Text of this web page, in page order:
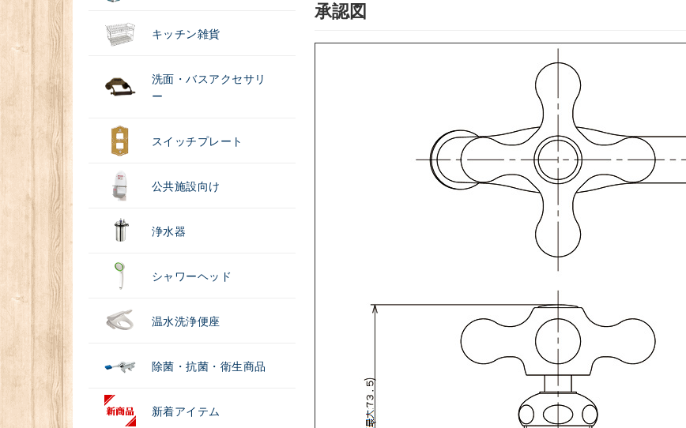
キッチン雑貨
洗面・バスアクセサリ
ー
スイッチプレート
公共施設向け
浄水器
シャワーヘッド
温水洗浄便座
除菌・抗菌・衛生商品
新着アイテム
承認図